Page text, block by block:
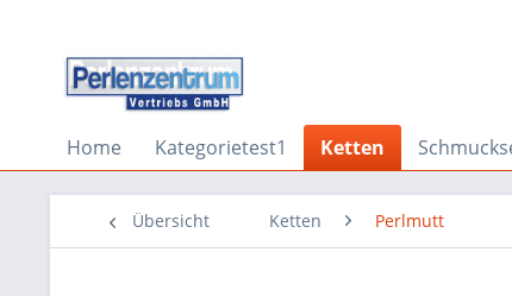
Home Kategorietest1 Ketten
Übersicht Ketten Perlmutt